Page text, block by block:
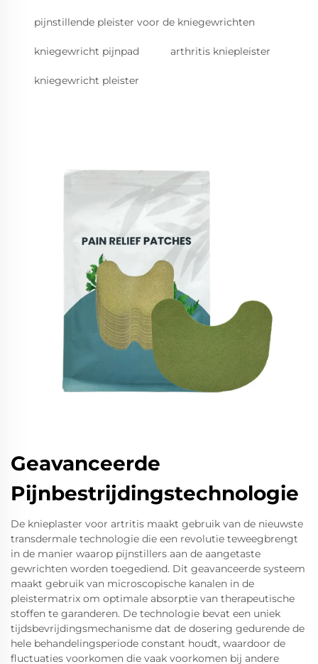
pijnstillende pleister voor de kniegewrichten
kniegewricht pijnpad arthritis kniepleister
kniegewricht pleister
Geavanceerde
Pijnbestrijdingstechnologie
De knieplaster voor artritis maakt gebruik van de nieuwste
transdermale technologie die een revolutie teweegbrengt
in de manier waarop pijnstillers aan de aangetaste
gewrichten worden toegediend. Dit geavanceerde systeem
maakt gebruik van microscopische kanalen in de
pleistermatrix om optimale absorptie van therapeutische
stoffen te garanderen. De technologie bevat een uniek
tijdsbevrijdingsmechanisme dat de dosering gedurende de
hele behandelingsperiode constant houdt, waardoor de
fluctuaties voorkomen die vaak voorkomen bij andere